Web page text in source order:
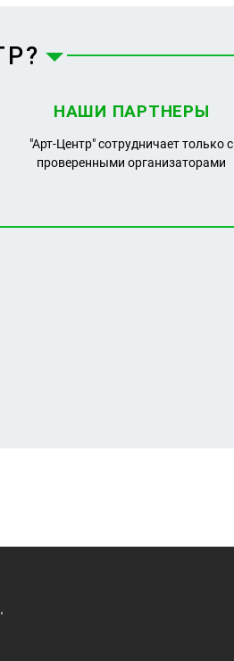
НАШИ ПАРТНЕРЫ
"Арт-Центр" сотрудничает только с
проверенными организаторами